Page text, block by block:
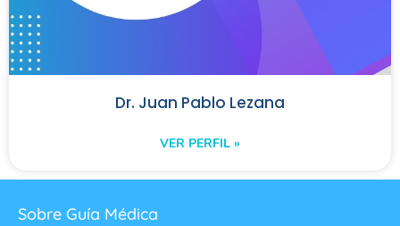
Dr. Juan Pablo Lezana
VER PERFIL »
Sobre Guía Médica